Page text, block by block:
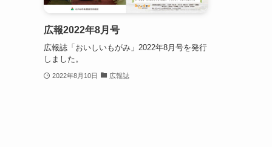
広報2022年8月号
広報誌「おいしいもがみ」2022年8月号を発行
しました。
2022年8月10日 広報誌